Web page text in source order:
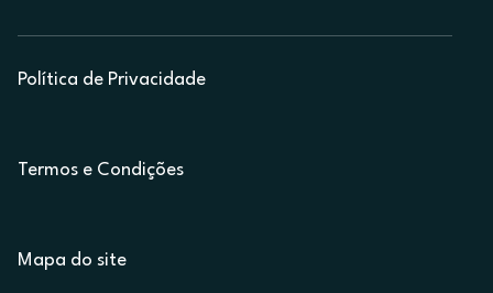
Política de Privacidade
Termos e Condições
Mapa do site